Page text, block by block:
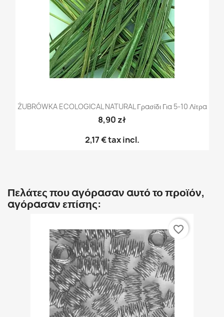
ŻUBRÓWKA ECOLOGICAL NATURAL Γρασίδι Για 5-10 Λίτρα
8,90 zł
2,17 €tax incl.
Πελάτες που αγόρασαν αυτό το προϊόν,
αγόρασαν επίσης:
favorite_border